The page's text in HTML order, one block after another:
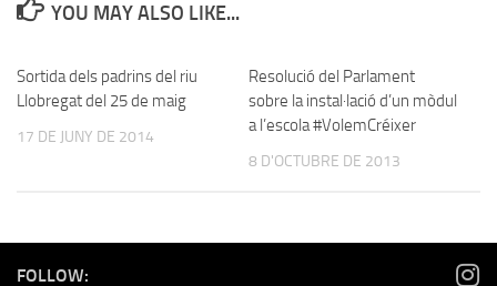
YOU MAY ALSO LIKE...
Sortida dels padrins del riu
Llobregat del 25 de maig
17 DE JUNY DE 2014
Resolució del Parlament
sobre la instal·lació d’un mòdul
a l’escola #VolemCréixer
8 D'OCTUBRE DE 2013
FOLLOW: